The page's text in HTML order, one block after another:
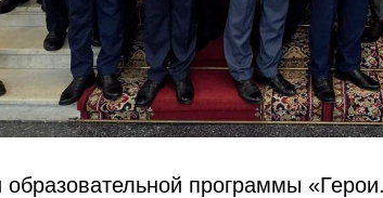
образовательной программы